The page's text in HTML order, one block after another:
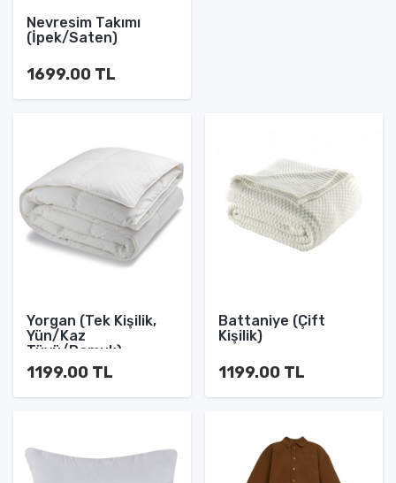
Nevresim Takımı
(İpek/Saten)
1699.00 TL
Yorgan (Tek Kişilik,
Yün/Kaz
Tüyü/Pamuk)
1199.00 TL
Battaniye (Çift
Kişilik)
1199.00 TL